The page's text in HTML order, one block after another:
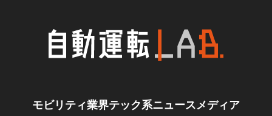
モビリティ業界テック系ニュースメディア